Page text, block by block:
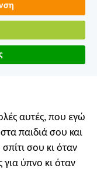
αυτές, που εγώ
παιδιά σου και
σου κι όταν
για ύπνο κι όταν